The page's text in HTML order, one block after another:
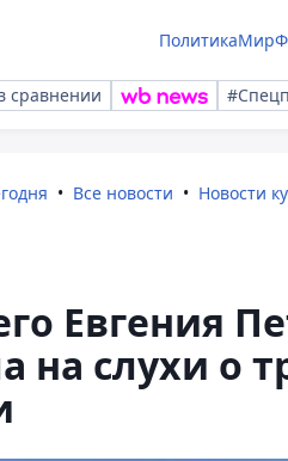
ПолитикаМир
сравнении
Все новости Новости
Евгения
на слухи о